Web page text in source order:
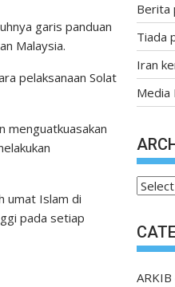
garis panduan
Malaysia.
pelaksanaan Solat
menguatkuasakan
umat Islam di
pada setiap
Berita
Tiada
Iran
Media
ARKIB